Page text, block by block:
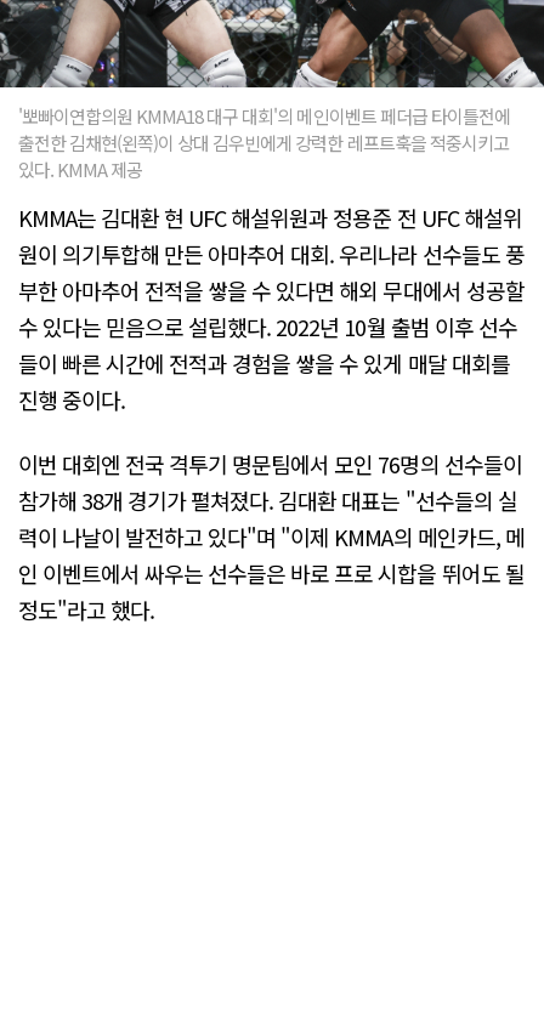
'뽀빠이연합의원 KMMA18 대구 대회'의 메인이벤트 페더급 타이틀전에
출전한 김채현(왼쪽)이 상대 김우빈에게 강력한 레프트훅을 적중시키고
있다. KMMA 제공
KMMA는 김대환 현 UFC 해설위원과 정용준 전 UFC 해설위
원이 의기투합해 만든 아마추어 대회. 우리나라 선수들도 풍
부한 아마추어 전적을 쌓을 수 있다면 해외 무대에서 성공할
수 있다는 믿음으로 설립했다. 2022년 10월 출범 이후 선수
들이 빠른 시간에 전적과 경험을 쌓을 수 있게 매달 대회를
진행 중이다.
이번 대회엔 전국 격투기 명문팀에서 모인 76명의 선수들이
참가해 38개 경기가 펼쳐졌다. 김대환 대표는 "선수들의 실
력이 나날이 발전하고 있다"며 "이제 KMMA의 메인카드, 메
인 이벤트에서 싸우는 선수들은 바로 프로 시합을 뛰어도 될
정도"라고 했다.